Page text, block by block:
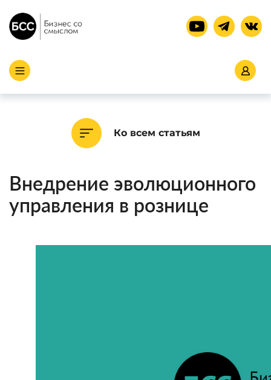
Ко всем статьям
Внедрение эволюционного
управления в рознице